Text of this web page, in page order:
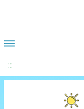
:::